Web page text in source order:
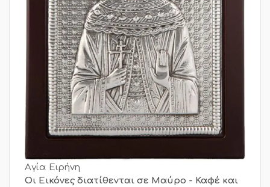
Αγία Ειρήνη
Οι Εικόνες διατίθενται σε Μαύρο - Καφέ και